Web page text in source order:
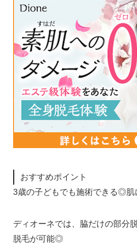
おすすめポイント
3歳の子どもでも施術できる◎肌
ディオーネでは、脇だけの部分
脱毛が可能◎